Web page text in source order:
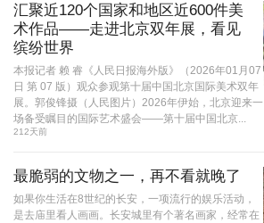
汇聚近120个国家和地区近600件美
术作品——走进北京双年展，看见
缤纷世界
本报记者 赖 睿《人民日报海外版》（2026年01月07
日 第 07 版）观众参观第十届中国北京国际美术双年
展。郭俊锋摄（人民图片）2026年伊始，北京迎来一
场备受瞩目的国际艺术盛会——第十届中国北京...
212天前
最脆弱的文物之一，再不看就晚了
如果你生活在8世纪的长安，一项流行的娱乐活动，
是去庙里看人画画。长安城里有个著名画家，经常在